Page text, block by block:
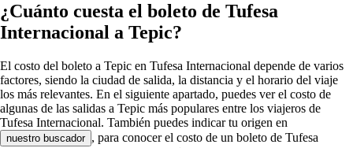
¿Cuánto cuesta el boleto de Tufesa
Internacional a Tepic?
El costo del boleto a Tepic en Tufesa Internacional depende de varios
factores, siendo la ciudad de salida, la distancia y el horario del viaje
los más relevantes. En el siguiente apartado, puedes ver el costo de
algunas de las salidas a Tepic más populares entre los viajeros de
Tufesa Internacional. También puedes indicar tu origen en
nuestro buscador , para conocer el costo de un boleto de Tufesa